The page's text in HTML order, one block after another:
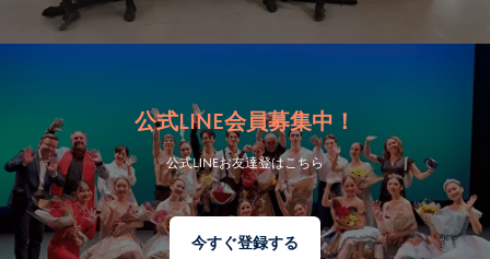
公式LINE会員募集中！
公式LINEお友達登はこちら
今すぐ登録する